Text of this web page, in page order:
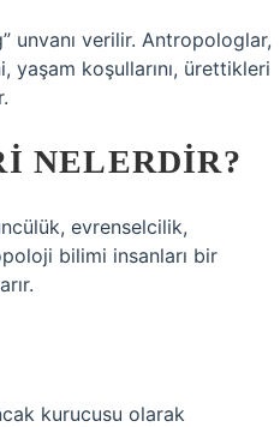
unvanı verilir. Antropologlar,
yaşam koşullarını, ürettikleri
NELERDIR?
evrenselcilik,
bilimi insanları bir
kurucusu olarak